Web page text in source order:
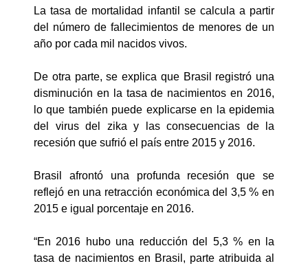
La tasa de mortalidad infantil se calcula a partir
del número de fallecimientos de menores de un
año por cada mil nacidos vivos.
De otra parte, se explica que Brasil registró una
disminución en la tasa de nacimientos en 2016,
lo que también puede explicarse en la epidemia
del virus del zika y las consecuencias de la
recesión que sufrió el país entre 2015 y 2016.
Brasil afrontó una profunda recesión que se
reflejó en una retracción económica del 3,5 % en
2015 e igual porcentaje en 2016.
“En 2016 hubo una reducción del 5,3 % en la
tasa de nacimientos en Brasil, parte atribuida al